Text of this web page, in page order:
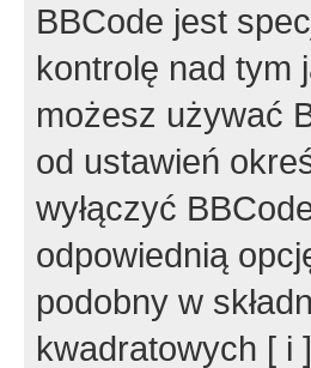
BBCode jest
kontrolę nad tym
możesz używać
od ustawień
wyłączyć
odpowiednią
podobny w
kwadratowych [ i